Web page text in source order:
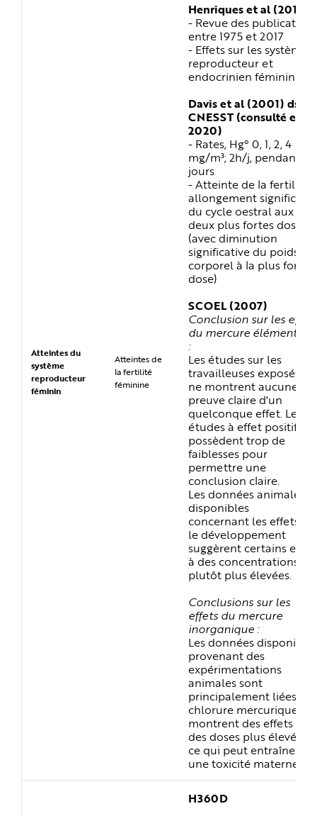
Atteintes du
système
reproducteur
féminin
Atteintes de
la fertilité
féminine
Henriques et al (2019)
- Revue des publications
entre 1975 et 2017
- Effets sur les systèmes
reproducteur et
endocrinien féminin
Davis et al (2001) ds
CNESST (consulté en
2020)
- Rates, Hg° 0, 1, 2, 4
mg/m³; 2h/j, pendant 11
jours
- Atteinte de la fertilité,
allongement significatif
du cycle oestral aux
deux plus fortes doses
(avec diminution
significative du poids
corporel à la plus forte
dose)
SCOEL (2007)
Conclusion sur les effets
du mercure élémentaire
:
Les études sur les
travailleuses exposées
ne montrent aucune
preuve claire d'un
quelconque effet. Les
études à effet positif
possèdent trop de
faiblesses pour
permettre une
conclusion claire.
Les données animales
disponibles
concernant les effets
le développement
suggèrent certains
à des concentrations
plutôt plus élevées.
Conclusions sur les
effets du mercure
inorganique :
Les données disponibles
provenant des
expérimentations
animales sont
principalement liées au
chlorure mercurique et
montrent des effets à
des doses plus élevées,
ce qui peut entraîner
une toxicité maternelle.
H360D